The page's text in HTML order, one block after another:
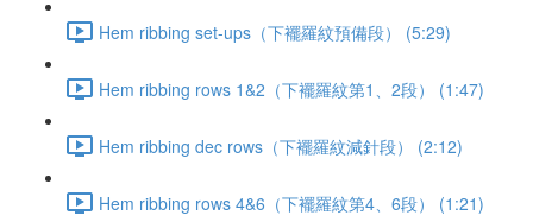
Hem ribbing set-ups（下襬羅紋預備段） (5:29)
Hem ribbing rows 1&2（下襬羅紋第1、2段） (1:47)
Hem ribbing dec rows（下襬羅紋減針段） (2:12)
Hem ribbing rows 4&6（下襬羅紋第4、6段） (1:21)